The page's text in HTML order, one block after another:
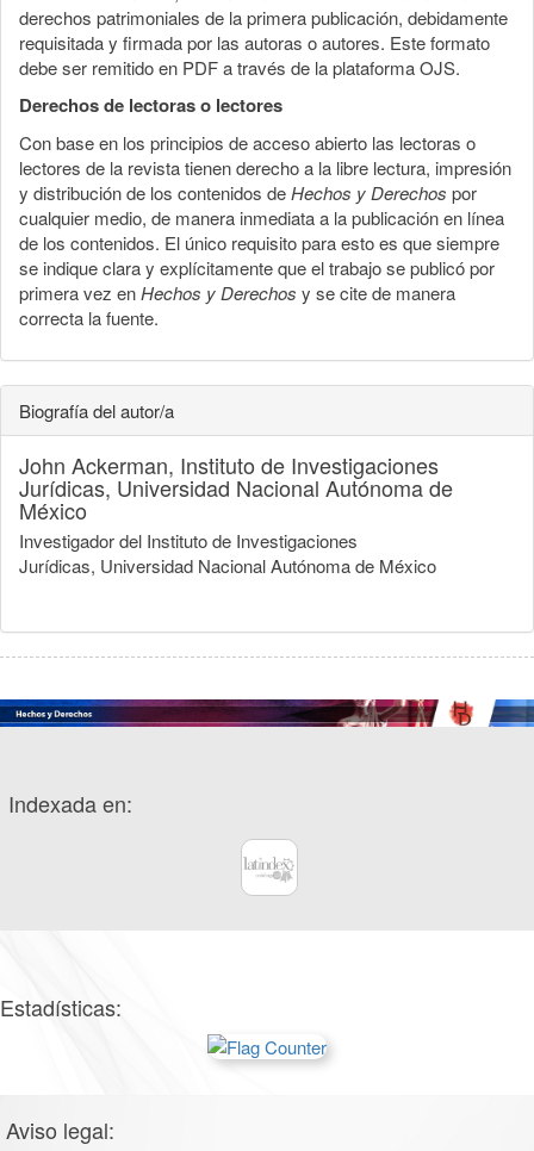
derechos patrimoniales de la primera publicación, debidamente
requisitada y firmada por las autoras o autores. Este formato
debe ser remitido en PDF a través de la plataforma OJS.
Derechos de lectoras o lectores
Con base en los principios de acceso abierto las lectoras o
lectores de la revista tienen derecho a la libre lectura, impresión
y distribución de los contenidos deHechos y Derechos por
cualquier medio, de manera inmediata a la publicación en línea
de los contenidos. El único requisito para esto es que siempre
se indique clara y explícitamente que el trabajo se publicó por
primera vez enHechos y Derechos y se cite de manera
correcta la fuente.
Biografía del autor/a
John Ackerman, Instituto de Investigaciones
Jurídicas, Universidad Nacional Autónoma de
México
Investigador del Instituto de Investigaciones
Jurídicas, Universidad Nacional Autónoma de México
Indexada en:
Estadísticas:
Aviso legal: